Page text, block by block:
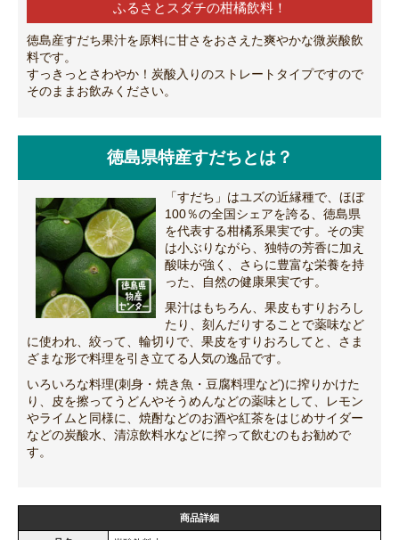
ふるさとスダチの柑橘飲料！
徳島産すだち果汁を原料に甘さをおさえた爽やかな微炭酸飲
料です。
すっきっとさわやか！炭酸入りのストレートタイプですので
そのままお飲みください。
徳島県特産すだちとは？
「すだち」はユズの近縁種で、ほぼ
100％の全国シェアを誇る、徳島県
を代表する柑橘系果実です。その実
は小ぶりながら、独特の芳香に加え
酸味が強く、さらに豊富な栄養を持
った、自然の健康果実です。
果汁はもちろん、果皮もすりおろし
たり、刻んだりすることで薬味など
に使われ、絞って、輪切りで、果皮をすりおろしてと、さま
ざまな形で料理を引き立てる人気の逸品です。
いろいろな料理(刺身・焼き魚・豆腐料理など)に搾りかけた
り、皮を擦ってうどんやそうめんなどの薬味として、レモン
やライムと同様に、焼酎などのお酒や紅茶をはじめサイダー
などの炭酸水、清涼飲料水などに搾って飲むのもお勧めで
す。
商品詳細